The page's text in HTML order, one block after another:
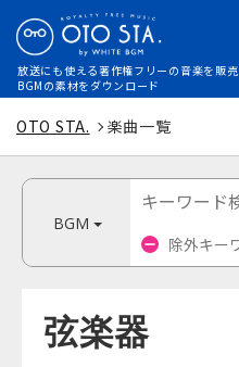
放送にも使える著作権フリーの音楽を販売
BGMの素材をダウンロード
OTO STA. 楽曲一覧
BGM
弦楽器